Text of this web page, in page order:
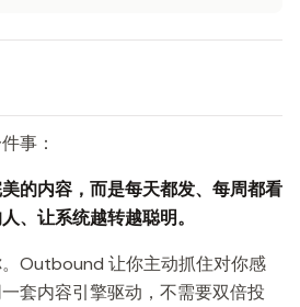
事：
的内容，而是每天都发、每周都看
、让系统越转越聪明。
Outbound 让你主动抓住对你感
套内容引擎驱动，不需要双倍投